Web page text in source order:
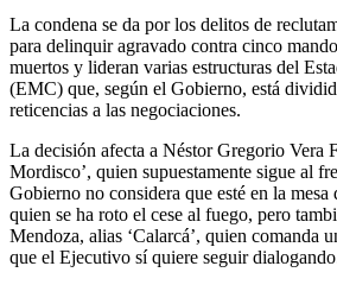
La condena se da por los delitos de
para delinquir agravado contra cinco
muertos y lideran varias estructuras del
(EMC) que, según el Gobierno, está
reticencias a las negociaciones.
La decisión afecta a Néstor Gregorio Vera
Mordisco’, quien supuestamente sigue al
Gobierno no considera que esté en la
quien se ha roto el cese al fuego, pero
Mendoza, alias ‘Calarcá’, quien comanda
que el Ejecutivo sí quiere seguir